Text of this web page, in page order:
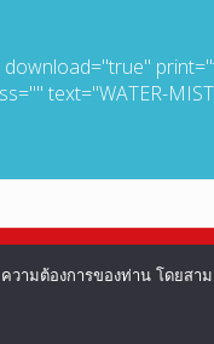
download="true"
text="WATER-
วามต้องการของท่าน โดยสา